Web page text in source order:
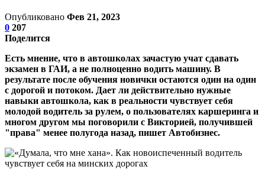
Опубликовано Фев 21, 2023
0 207
Поделится
Есть мнение, что в автошколах зачастую учат сдавать
экзамен в ГАИ, а не полноценно водить машину. В
результате после обучения новички остаются один на один
с дорогой и потоком. Дает ли действительно нужные
навыки автошкола, как в реальности чувствует себя
молодой водитель за рулем, о пользователях каршеринга и
многом другом мы поговорили с Викторией, получившей
"права" менее полугода назад, пишет Автобизнес.